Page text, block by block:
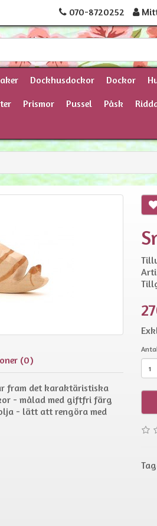
070-8720252
Dockhusdockor Dockor
Prismor Pussel Påsk
(0)
fram det karaktäristiska
- målad med giftfri färg
- lätt att rengöra med